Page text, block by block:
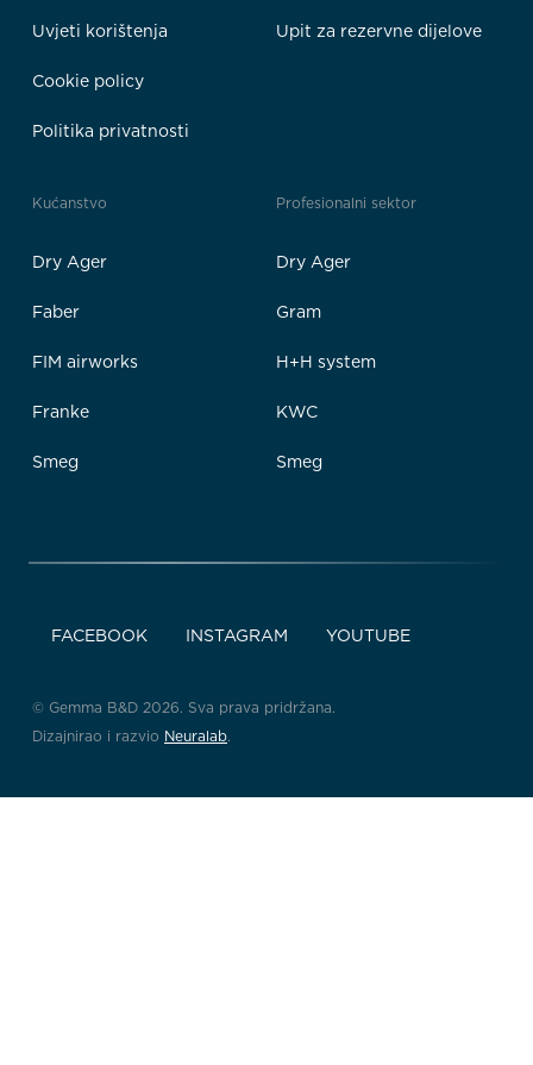
Uvjeti korištenja
Cookie policy
Politika privatnosti
Upit za rezervne dijelove
Kućanstvo
Dry Ager
Faber
FIM airworks
Franke
Smeg
Profesionalni sektor
Dry Ager
Gram
H+H system
KWC
Smeg
FACEBOOK INSTAGRAM YOUTUBE
© Gemma B&D 2026. Sva prava pridržana.
Dizajnirao i razvio Neuralab.